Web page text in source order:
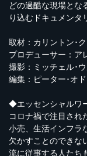
どの過酷な現場とな
り込むドキュメンタ
取材：カリントン･
プロデューサー：ア
撮影：ミッチェル･
編集：ピーター･オ
◆エッセンシャルワ
コロナ禍で注目され
小売、生活インフラ
欠かすことのできな
流に従事する人たち